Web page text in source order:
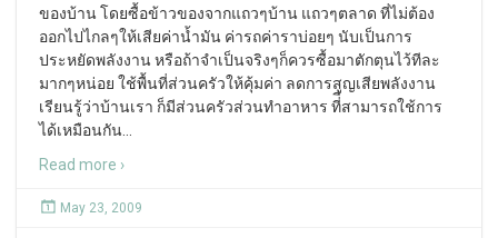
ของบ้าน โดยซื้อข้าวของจากแถวๆบ้าน แถวๆตลาด ที่ไม่ต้อง
ออกไปไกลๆให้เสียค่าน้ำมัน ค่ารถค่าราบ่อยๆ นับเป็นการ
ประหยัดพลังงาน หรือถ้าจำเป็นจริงๆก็ควรซื้อมาตักตุนไว้ทีละ
มากๆหน่อย ใช้พื้นที่ส่วนครัวให้คุ้มค่า ลดการสูญเสียพลังงาน
เรียนรู้ว่าบ้านเรา ก็มีส่วนครัวส่วนทำอาหาร ที่ีสามารถใช้การ
ได้เหมือนกัน
Read more ›
May 23, 2009